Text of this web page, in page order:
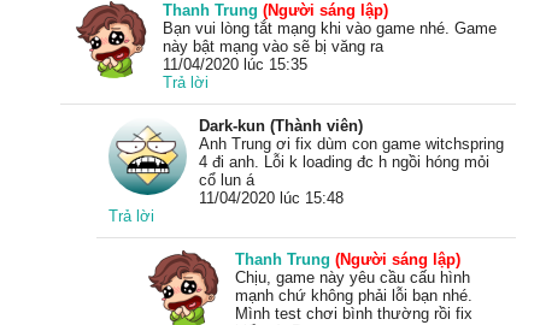
Thanh Trung (Người sáng lập)
Bạn vui lòng tắt mạng khi vào game nhé. Game
này bật mạng vào sẽ bị văng ra
11/04/2020 lúc 15:35
Trả lời
Dark-kun (Thành viên)
Anh Trung ơi fix dùm con game witchspring
4 đi anh. Lỗi k loading đc h ngồi hóng mỏi
cổ lun á
11/04/2020 lúc 15:48
Trả lời
Thanh Trung (Người sáng lập)
Chịu, game này yêu cầu cấu hình
mạnh chứ không phải lỗi bạn nhé.
Mình test chơi bình thường rồi fix